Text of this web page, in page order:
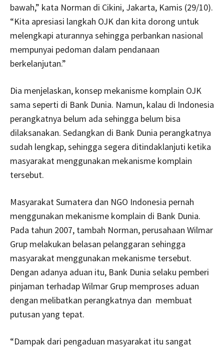
bawah,” kata Norman di Cikini, Jakarta, Kamis (29/10).
“Kita apresiasi langkah OJK dan kita dorong untuk
melengkapi aturannya sehingga perbankan nasional
mempunyai pedoman dalam pendanaan
berkelanjutan.”
Dia menjelaskan, konsep mekanisme komplain OJK
sama seperti di Bank Dunia. Namun, kalau di Indonesia
perangkatnya belum ada sehingga belum bisa
dilaksanakan. Sedangkan di Bank Dunia perangkatnya
sudah lengkap, sehingga segera ditindaklanjuti ketika
masyarakat menggunakan mekanisme komplain
tersebut.
Masyarakat Sumatera dan NGO Indonesia pernah
menggunakan mekanisme komplain di Bank Dunia.
Pada tahun 2007, tambah Norman, perusahaan Wilmar
Grup melakukan belasan pelanggaran sehingga
masyarakat menggunakan mekanisme tersebut.
Dengan adanya aduan itu, Bank Dunia selaku pemberi
pinjaman terhadap Wilmar Grup memproses aduan
dengan melibatkan perangkatnya dan membuat
putusan yang tepat.
“Dampak dari pengaduan masyarakat itu sangat